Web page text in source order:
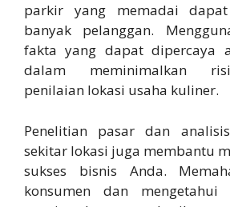
parkir yang memadai
banyak pelanggan.
fakta yang dapat dipercaya
dalam meminimalkan
penilaian lokasi usaha kuliner.
Penelitian pasar dan
sekitar lokasi juga membantu
sukses bisnis Anda.
konsumen dan mengetahui